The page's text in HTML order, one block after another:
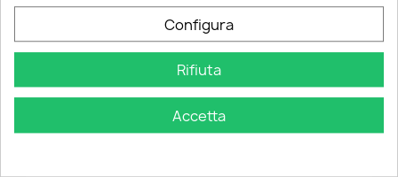
31,00 €
2 Recensioni
Aggiungi al carrello
31,00 €
2 Recensioni
Aggiungi al carrello
Configura
Rifiuta
Accetta
Nome
OTTIENI IL 5%